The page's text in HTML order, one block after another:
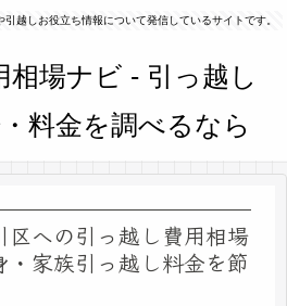
越しお役立ち情報について発信しているサイトです。
区への引っ越し費用相場
・家族引っ越し料金を節